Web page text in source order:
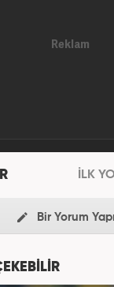
İLK
Bir Yorum